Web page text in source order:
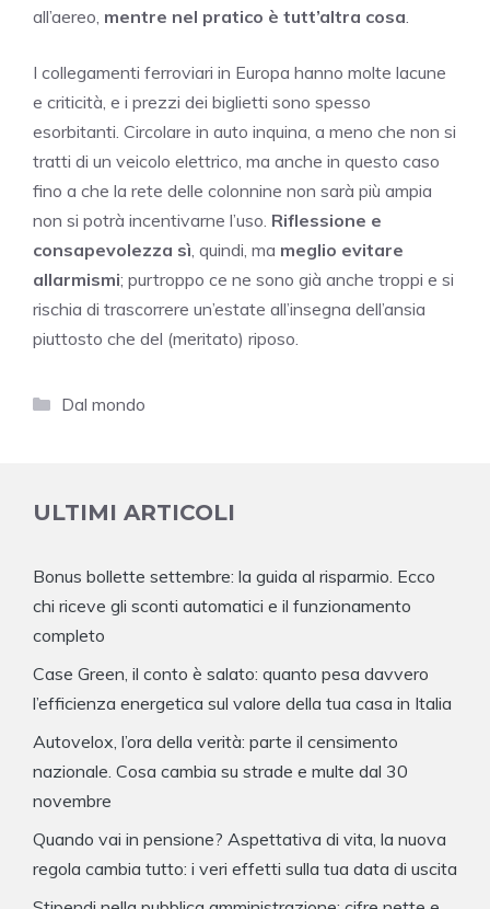
all’aereo, mentre nel pratico è tutt’altra cosa.
I collegamenti ferroviari in Europa hanno molte lacune
e criticità, e i prezzi dei biglietti sono spesso
esorbitanti. Circolare in auto inquina, a meno che non si
tratti di un veicolo elettrico, ma anche in questo caso
fino a che la rete delle colonnine non sarà più ampia
non si potrà incentivarne l’uso. Riflessione e
consapevolezza sì, quindi, ma meglio evitare
allarmismi; purtroppo ce ne sono già anche troppi e si
rischia di trascorrere un’estate all’insegna dell’ansia
piuttosto che del (meritato) riposo.
Categorie
Dal mondo
ULTIMI ARTICOLI
Bonus bollette settembre: la guida al risparmio. Ecco
chi riceve gli sconti automatici e il funzionamento
completo
Case Green, il conto è salato: quanto pesa davvero
l’efficienza energetica sul valore della tua casa in Italia
Autovelox, l’ora della verità: parte il censimento
nazionale. Cosa cambia su strade e multe dal 30
novembre
Quando vai in pensione? Aspettativa di vita, la nuova
regola cambia tutto: i veri effetti sulla tua data di uscita